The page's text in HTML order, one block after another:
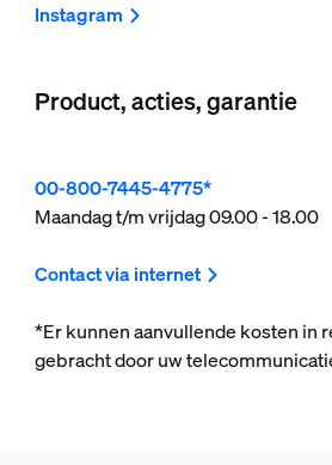
Instagram
Product, acties, garantie
00-800-7445-4775*
Maandag t/m vrijdag 09.00 - 18.00
Contact via internet
*Er kunnen aanvullende kosten in
gebracht door uw